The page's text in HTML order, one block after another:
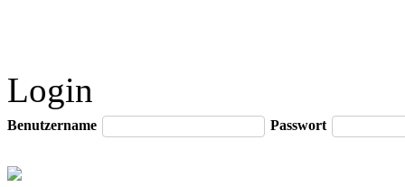
Login
Benutzername Passwort